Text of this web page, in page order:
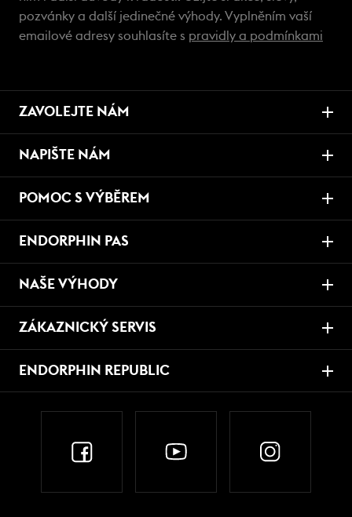
pozvánky a další jedinečné výhody. Vyplněním vaší
emailové adresy souhlasíte s pravidly a podmínkami
ZAVOLEJTE NÁM
NAPIŠTE NÁM
POMOC S VÝBĚREM
ENDORPHIN PAS
NAŠE VÝHODY
ZÁKAZNICKÝ SERVIS
ENDORPHIN REPUBLIC